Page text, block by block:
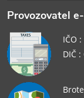
Provozovatel
IČO
DIČ :